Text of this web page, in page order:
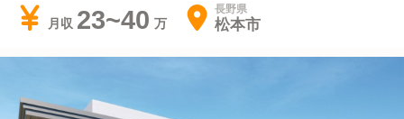
月収 23~40 長野県
松本市